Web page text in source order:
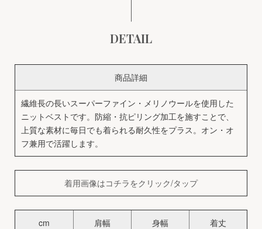
DETAIL
商品詳細
繊維長の長いスーパーファイン・メリノウールを使用した
ニットベストです。防縮・抗ピリング加工を施すことで、
上質な素材に毎日でも着られる耐久性をプラス。オン・オ
フ兼用で活躍します。
着用画像はコチラをクリック/タップ
cm 肩幅 身幅 着丈